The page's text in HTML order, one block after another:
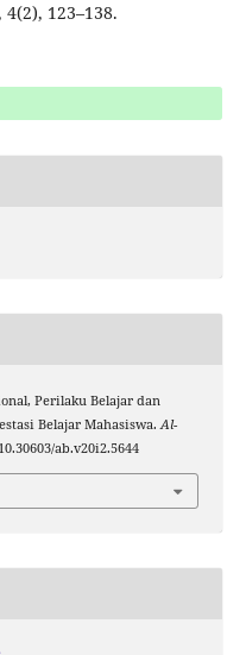
123–138.
Perilaku Belajar dan
Belajar Mahasiswa.Al-
ab.v20i2.5644